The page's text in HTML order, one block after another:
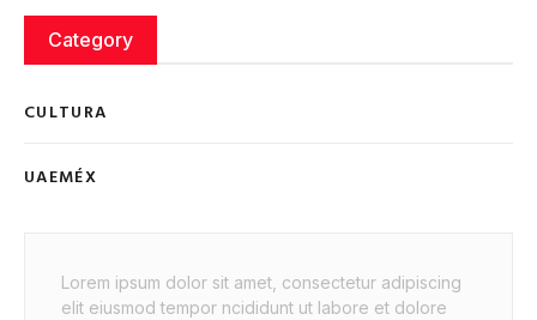
Category
CULTURA
UAEMÉX
Lorem ipsum dolor sit amet, consectetur adipiscing
elit eiusmod tempor ncididunt ut labore et dolore